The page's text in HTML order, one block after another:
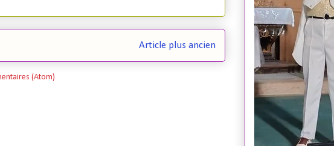
Article plus ancien
(Atom)